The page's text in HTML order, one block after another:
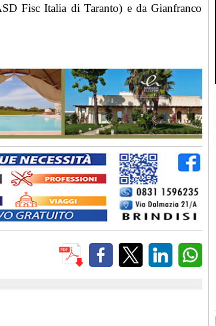
Fisc Italia di Taranto) e da Gianfranco